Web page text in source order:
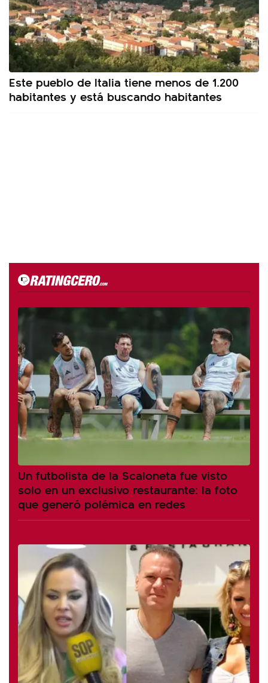
Este pueblo de Italia tiene menos de 1.200
habitantes y está buscando habitantes
Un futbolista de la Scaloneta fue visto
solo en un exclusivo restaurante: la foto
que generó polémica en redes